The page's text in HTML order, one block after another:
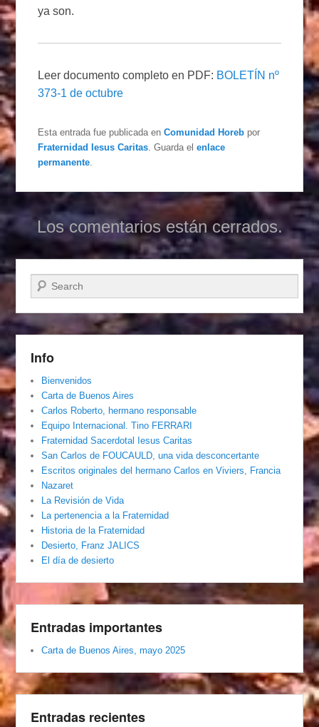
ya son.
Leer documento completo en PDF: BOLETÍN nº
373-1 de octubre
Esta entrada fue publicada enComunidad Horeb por
Fraternidad Iesus Caritas . Guarda elenlace
permanente
Los comentarios están cerrados.
Buscar
Info
Bienvenidos
Carta de Buenos Aires
Carlos Roberto, hermano responsable
Equipo Internacional. Tino FERRARI
Fraternidad Sacerdotal Iesus Caritas
San Carlos de FOUCAULD, una vida desconcertante
Escritos originales del hermano Carlos en Viviers, Francia
Nazaret
La Revisión de Vida
La pertenencia a la Fraternidad
Historia de la Fraternidad
Desierto, Franz JALICS
El día de desierto
Entradas importantes
Carta de Buenos Aires, mayo 2025
Entradas recientes